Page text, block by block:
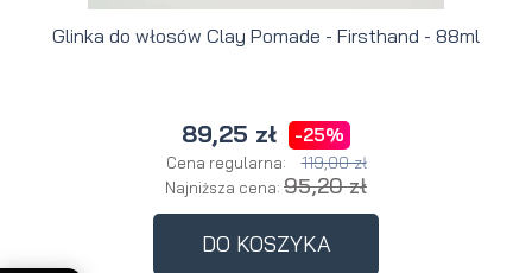
Glinka do włosów Clay Pomade - Firsthand - 88ml
89,25 zł -25%
Cena regularna: 119,00 zł
Najniższa cena: 95,20 zł
DO KOSZYKA